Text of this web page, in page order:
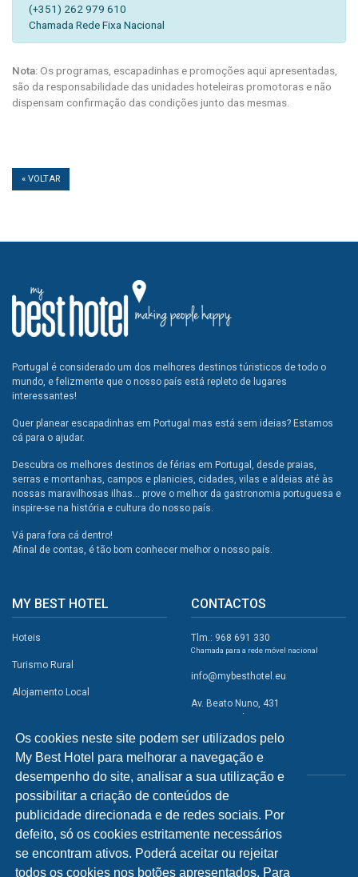
Os cookies neste site podem ser utilizados pelo
My Best Hotel para melhorar a navegação e
desempenho do site, analisar a sua utilização e
possibilitar a criação de conteúdos de
publicidade direcionada e de redes sociais. Por
defeito, só os cookies estritamente necessários
se encontram ativos. Poderá aceitar ou rejeitar
todos os cookies nos botões apresentados. Para
(+351) 262 979 610
Chamada Rede Fixa Nacional
Nota:Os programas, escapadinhas e promoções aqui apresentadas,
são da responsabilidade das unidades hoteleiras promotoras e não
dispensam confirmação das condições junto das mesmas.
« VOLTAR
Portugal é considerado um dos melhores destinos túristicos de todo o
mundo, e felizmente que o nosso país está repleto de lugares
interessantes!
Quer planear escapadinhas em Portugal mas está sem ideias? Estamos
cá para o ajudar.
Descubra os melhores destinos de férias em Portugal, desde praias,
serras e montanhas, campos e planicies, cidades, vilas e aldeias até às
nossas maravilhosas ilhas... prove o melhor da gastronomia portuguesa e
inspire-se na história e cultura do nosso país.
Vá para fora cá dentro!
Afinal de contas, é tão bom conhecer melhor o nosso país.
MY BEST HOTEL
Hoteis
Turismo Rural
Alojamento Local
Campismo
Atividades
Restaurantes
A Visitar
INFORMAÇÕES
CONTACTOS
Tlm.: 968 691 330
Chamada para a rede móvel nacional
info@mybesthotel.eu
Av. Beato Nuno, 431
2495-401 Fátima
REDES SOCIAIS